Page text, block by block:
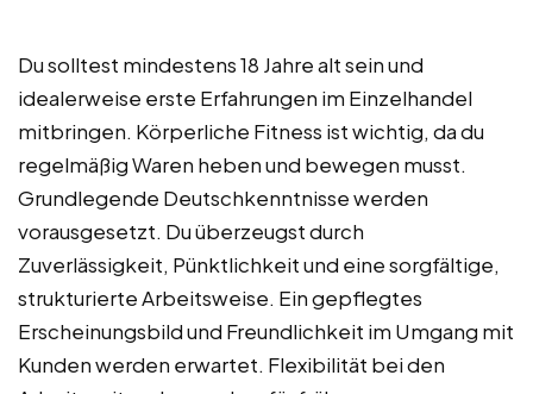
Du solltest mindestens 18 Jahre alt sein und
idealerweise erste Erfahrungen im Einzelhandel
mitbringen. Körperliche Fitness ist wichtig, da du
regelmäßig Waren heben und bewegen musst.
Grundlegende Deutschkenntnisse werden
vorausgesetzt. Du überzeugst durch
Zuverlässigkeit, Pünktlichkeit und eine sorgfältige,
strukturierte Arbeitsweise. Ein gepflegtes
Erscheinungsbild und Freundlichkeit im Umgang mit
Kunden werden erwartet. Flexibilität bei den